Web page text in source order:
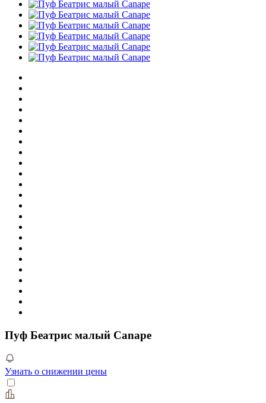
Пуф Беатрис малый Canape
Узнать о снижении цены